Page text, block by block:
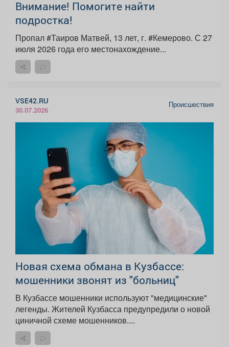
Внимание! Помогите найти
подростка!
Пропал #Таиров Матвей, 13 лет, г. #Кемерово. С 27
июля 2026 года его местонахождение...
VSE42.RU
30.07.2026
Происшествия
Новая схема обмана в Кузбассе:
мошенники звонят из "больниц"
В Кузбассе мошенники используют "медицинские"
легенды. Жителей Кузбасса предупредили о новой
циничной схеме мошенников....